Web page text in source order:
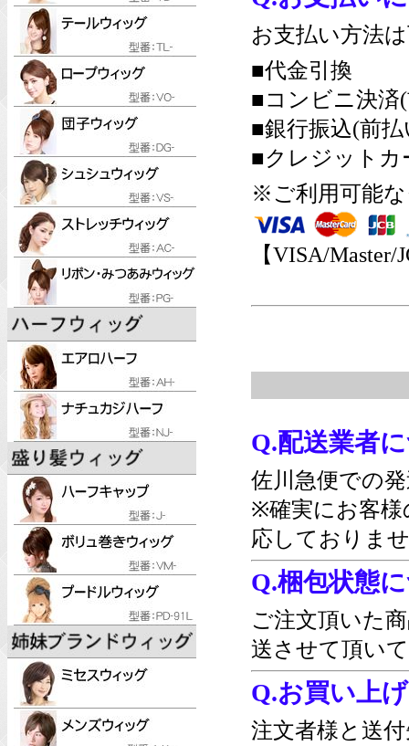
お支払い方法
■代金引換
■コンビニ決済
■銀行振込(前払
■クレジットカ
※ご利用可能
【VISA/
Q.配送業者
佐川急便での
※確実にお客様
応しておりま
Q.梱包状態
ご注文頂いた
送させて頂い
Q.お買い上
注文者様と送